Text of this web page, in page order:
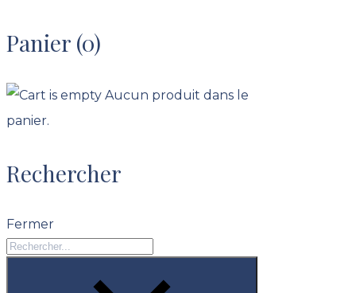
Panier (0)
Aucun produit dans le
panier.
Rechercher
Fermer